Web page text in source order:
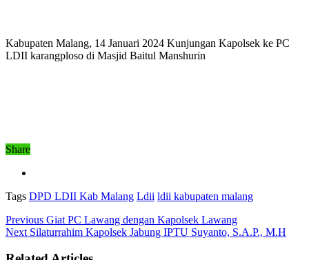
Kabupaten Malang, 14 Januari 2024 Kunjungan Kapolsek ke PC
LDII karangploso di Masjid Baitul Manshurin
Share
Tags DPD LDII Kab Malang Ldii ldii kabupaten malang
Previous Giat PC Lawang dengan Kapolsek Lawang
Next Silaturrahim Kapolsek Jabung IPTU Suyanto, S.A.P., M.H